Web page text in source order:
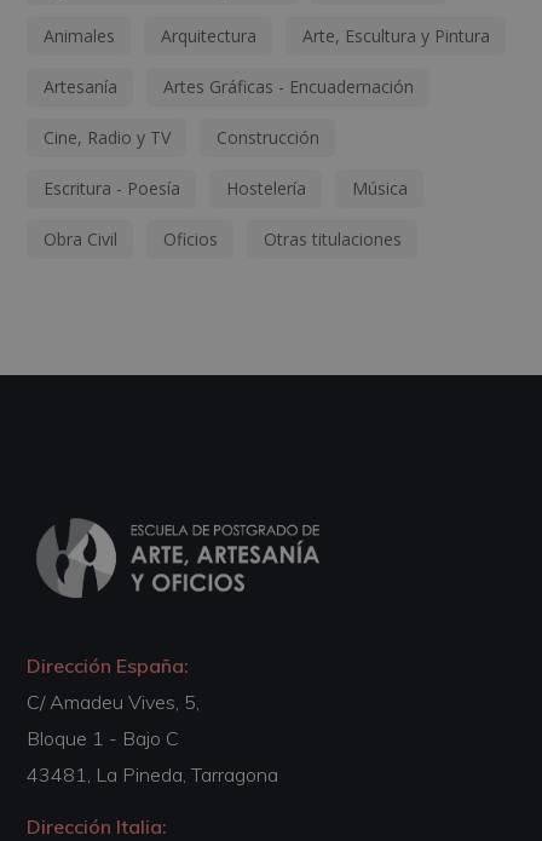
Animales Arquitectura Arte, Escultura y Pintura
Artesanía Artes Gráficas - Encuadernación
Cine, Radio y TV Construcción
Escritura - Poesía Hostelería Música
Obra Civil Oficios Otras titulaciones
Dirección España:
C/ Amadeu Vives, 5,
Bloque 1 - Bajo C
43481, La Pineda, Tarragona
Dirección Italia: